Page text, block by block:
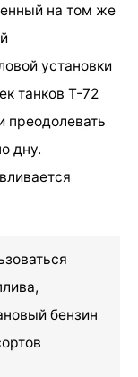
на том же
установки
танков Т-72
преодолевать
дну.
бензин